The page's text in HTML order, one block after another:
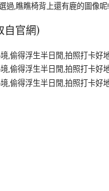
過,瞧瞧椅背上還有鹿的圖像呢!
自官網)